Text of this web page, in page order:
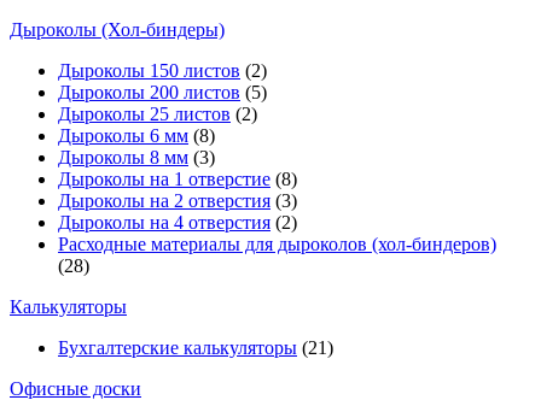
Дыроколы (Хол-биндеры)
Дыроколы 150 листов (2)
Дыроколы 200 листов (5)
Дыроколы 25 листов (2)
Дыроколы 6 мм (8)
Дыроколы 8 мм (3)
Дыроколы на 1 отверстие (8)
Дыроколы на 2 отверстия (3)
Дыроколы на 4 отверстия (2)
Расходные материалы для дыроколов (хол-биндеров)
(28)
Калькуляторы
Бухгалтерские калькуляторы (21)
Офисные доски